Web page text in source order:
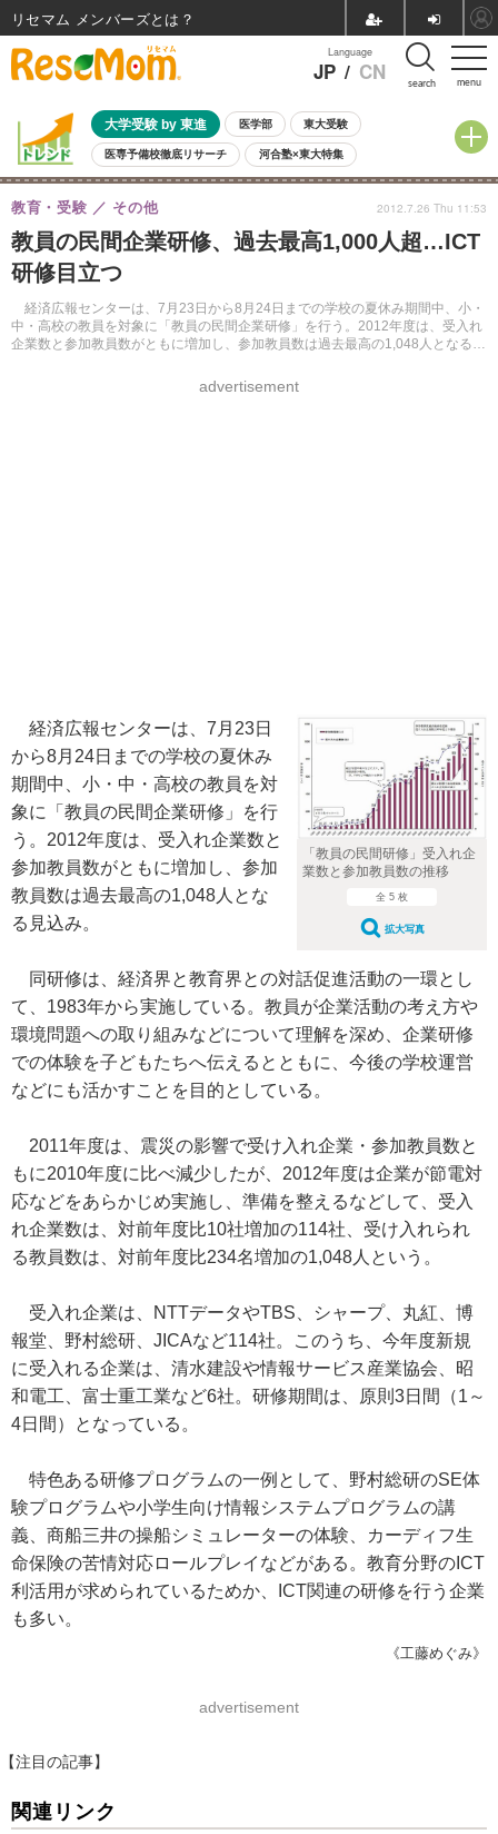
menu
Language
JP / CN search
大学受験 by 東進 医学部 東大受験
医専予備校徹底リサーチ 河合塾×東大特集
親子で考える大学選び 高校受験 中学受験 小学校受験
共通テスト 夏休み
8月開催イベント・WS 全国公立高校 過去問 人気記事
自由研究教材（小学生向け）
教員の民間企業研修、過去最高1,000人超…ICT
研修目立つ
経済広報センターは、7月23日から8月24日までの学校の夏休み期間中、小・
中・高校の教員を対象に「教員の民間企業研修」を行う。2012年度は、受入れ
企業数と参加教員数がともに増加し、参加教員数は過去最高の1,048人となる見
教育・受験 その他
advertisement
2012.7.26 Thu 11:53
「教員の民間研修」受入れ企
業数と参加教員数の推移
全 5 枚
拡大写真
経済広報センターは、7月23日
から8月24日までの学校の夏休み
期間中、小・中・高校の教員を対
象に「教員の民間企業研修」を行
う。2012年度は、受入れ企業数と
参加教員数がともに増加し、参加
教員数は過去最高の1,048人とな
る見込み。
同研修は、経済界と教育界との対話促進活動の一環とし
て、1983年から実施している。教員が企業活動の考え方や
環境問題への取り組みなどについて理解を深め、企業研修
での体験を子どもたちへ伝えるとともに、今後の学校運営
などにも活かすことを目的としている。
2011年度は、震災の影響で受け入れ企業・参加教員数と
もに2010年度に比べ減少したが、2012年度は企業が節電対
応などをあらかじめ実施し、準備を整えるなどして、受入
れ企業数は、対前年度比10社増加の114社、受け入れられ
る教員数は、対前年度比234名増加の1,048人という。
受入れ企業は、NTTデータやTBS、シャープ、丸紅、博
報堂、野村総研、JICAなど114社。このうち、今年度新規
に受入れる企業は、清水建設や情報サービス産業協会、昭
和電工、富士重工業など6社。研修期間は、原則3日間（1～
4日間）となっている。
特色ある研修プログラムの一例として、野村総研のSE体
験プログラムや小学生向け情報システムプログラムの講
義、商船三井の操船シミュレーターの体験、カーディフ生
命保険の苦情対応ロールプレイなどがある。教育分野のICT
利活用が求められているためか、ICT関連の研修を行う企業
も多い。
《工藤めぐみ》
advertisement
【注目の記事】
関連リンク
リセマム メンバーズ